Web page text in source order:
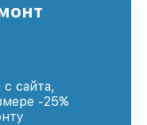
сайта,
-25%